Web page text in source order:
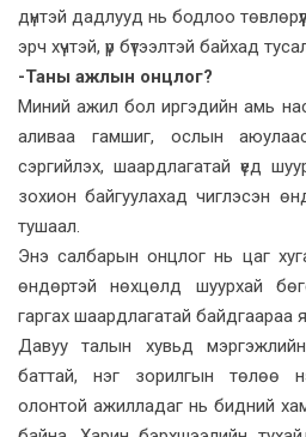
дүнтэй дадлууд нь бодлоо
эрч хүчтэй, үр бүтээлтэй байхад
-Таны ажлын онцлог?
Миний ажил бол иргэдийн амь
аливаа гамшиг, ослын
сэргийлэх, шаардлагатай үед
зохион байгуулахад чиглэсэн
тушаал.
Энэ салбарын онцлог нь цаг
өндөртэй нөхцөлд шуурхай
гаргах шаардлагатай байдгаараа
Давуу талын хувьд
баттай, нэг зорилгын төлөө
олонтой ажилладаг нь бидний